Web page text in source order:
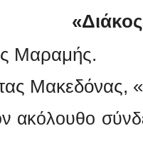
Μαραμής.
Μακεδόνας, «
ακόλουθο